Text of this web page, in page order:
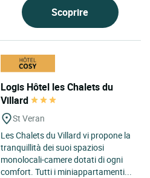
Scoprire
Logis Hôtel les Chalets du
Villard
St Veran
Les Chalets du Villard vi propone la
tranquillità dei suoi spaziosi
monolocali-camere dotati di ogni
comfort. Tutti i miniappartamenti...